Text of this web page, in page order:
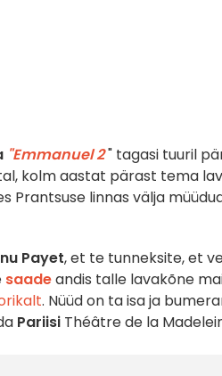
"Emmanuel 2" tagasi tuuril
kolm aastat pärast tema
linnas välja
Payet, et te tunneksite, et
saadeandis talle lavakõne
. Nüüd on ta isa ja
Pariisi Théâtre de la